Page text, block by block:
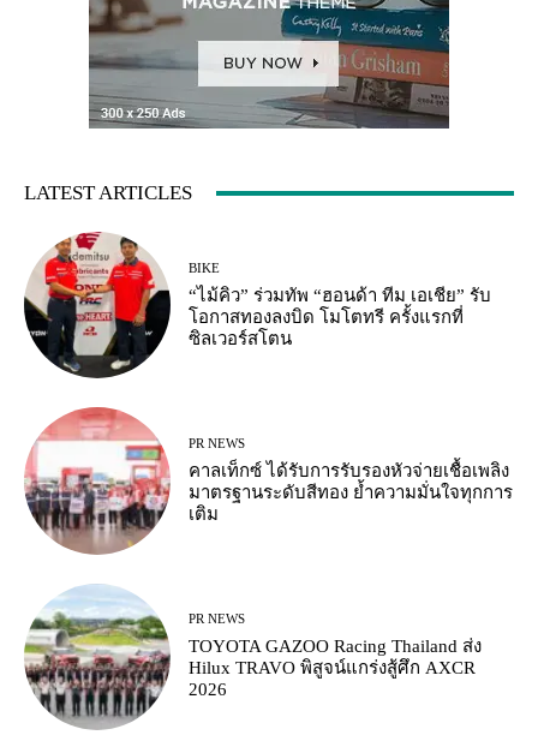
LATEST ARTICLES
BIKE
“ไม้คิว” ร่วมทัพ “ฮอนด้า ทีม เอเชีย” รับ
โอกาสทองลงบิด โมโตทรี ครั้งแรกที่
ซิลเวอร์สโตน
PR NEWS
คาลเท็กซ์ ได้รับการรับรองหัวจ่ายเชื้อเพลิง
มาตรฐานระดับสีทอง ย้ำความมั่นใจทุกการ
เติม
PR NEWS
TOYOTA GAZOO Racing Thailand ส่ง
Hilux TRAVO พิสูจน์แกร่งสู้ศึก AXCR
2026